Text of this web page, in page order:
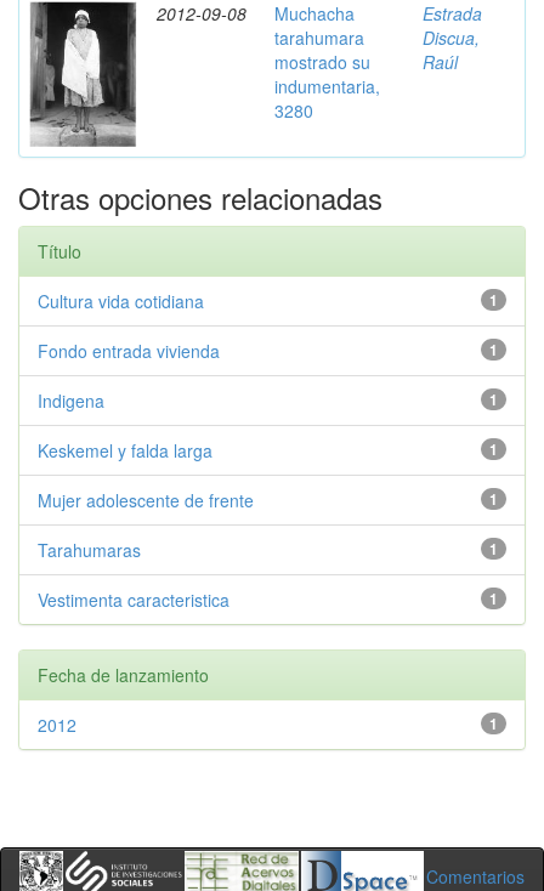
2012-09-08
Muchacha
tarahumara
mostrado su
indumentaria,
3280
Estrada
Discua,
Raúl
Otras opciones relacionadas
Título
1
Cultura vida cotidiana
1
Fondo entrada vivienda
1
Indigena
1
Keskemel y falda larga
1
Mujer adolescente de frente
1
Tarahumaras
1
Vestimenta caracteristica
Fecha de lanzamiento
1
2012
Comentarios